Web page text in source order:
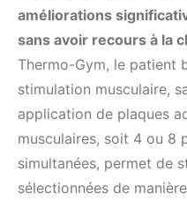
améliorations
sans avoir recours à la
Thermo-Gym, le patient
stimulation musculaire,
application de plaques
musculaires, soit 4 ou 8
simultanées, permet de
sélectionnées de